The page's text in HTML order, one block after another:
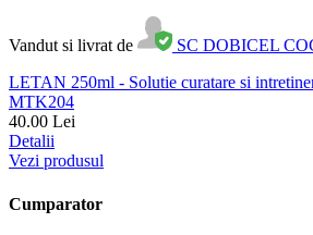
Vandut si livrat de
SC DOBICEL
LETAN 250ml - Solutie curatare si
MTK204
40.00 Lei
Detalii
Vezi produsul
Cumparator